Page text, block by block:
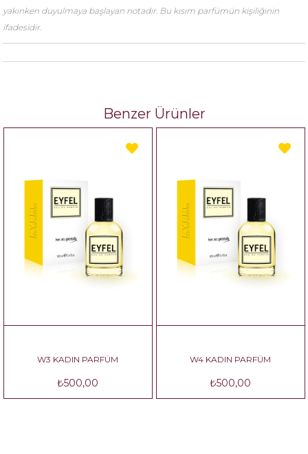
yakınken duyulmaya başlayan notadır. Bu kısım parfümün kişiliğinin
ifadesidir.
Benzer Ürünler
W3 KADIN PARFÜM
₺500,00
W4 KADIN PARFÜM
₺500,00